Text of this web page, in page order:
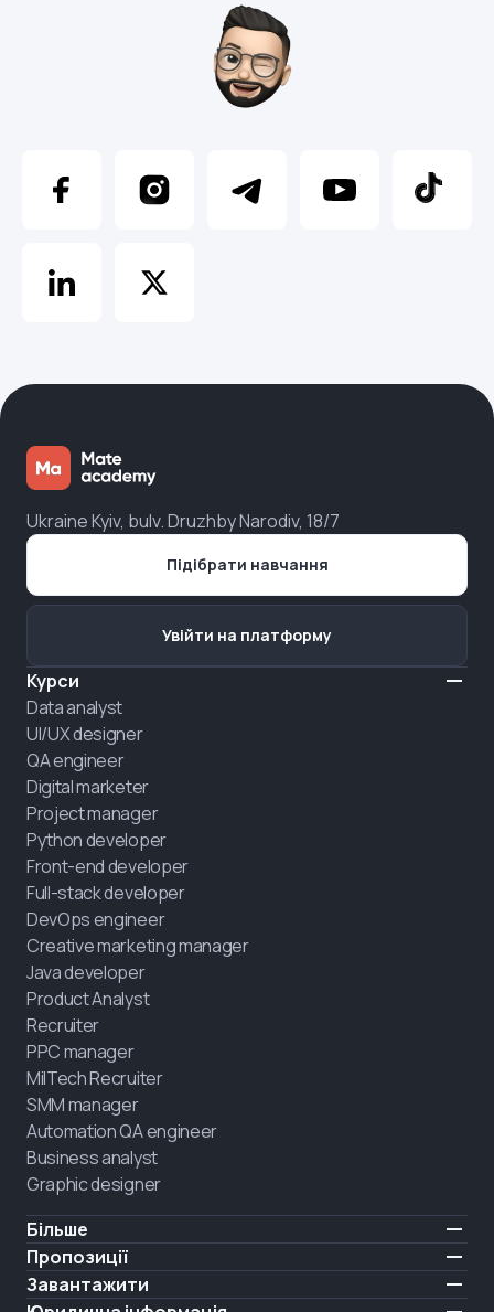
Ukraine Kyiv, bulv. Druzhby Narodiv, 18/7
Курси
Data analyst
UI/UX designer
QA engineer
Digital marketer
Project manager
Python developer
Front-end developer
Full-stack developer
DevOps engineer
Creative marketing manager
Java developer
Product Analyst
Recruiter
PPC manager
MilTech Recruiter
SMM manager
Automation QA engineer
Business analyst
Graphic designer
Більше
Ціни
Відгуки
Пропозиції
IT для ветеранів
Завантажити
Підібрати навчання
Увійти на платформу